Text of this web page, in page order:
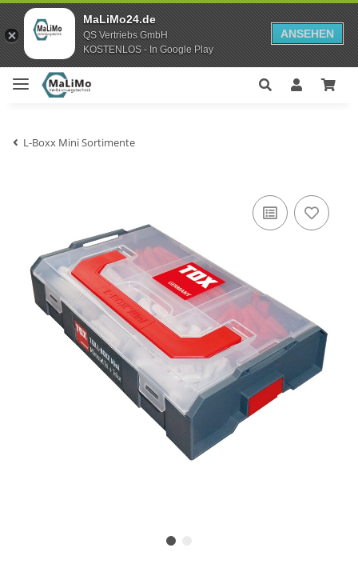
MaLiMo24.de
QS Vertriebs GmbH
KOSTENLOS - In Google Play
ANSEHEN
L-Boxx Mini Sortimente